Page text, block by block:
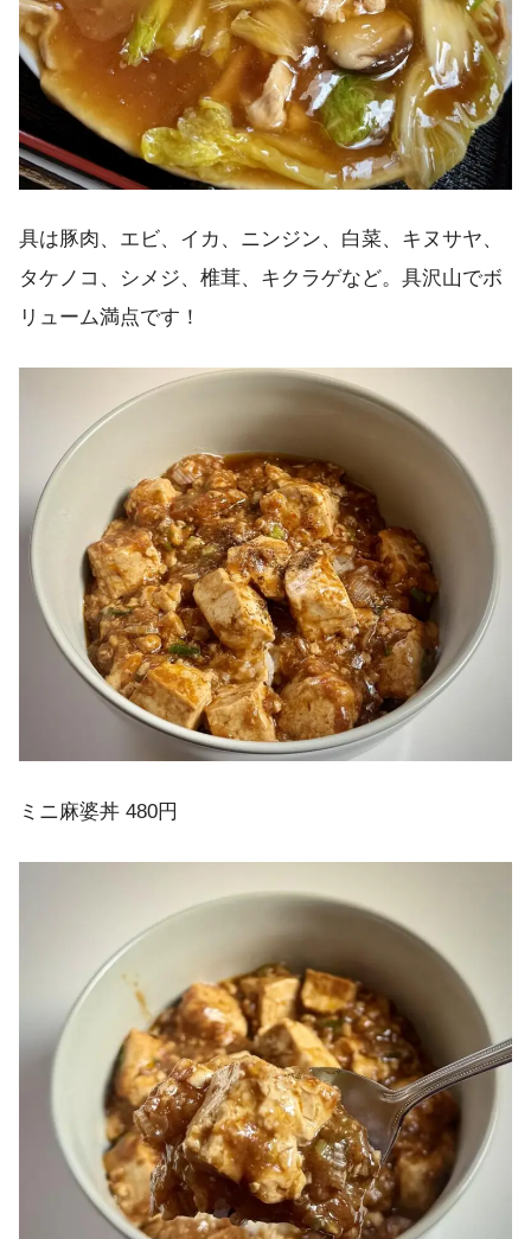
具は豚肉、エビ、イカ、ニンジン、白菜、キヌサヤ、
タケノコ、シメジ、椎茸、キクラゲなど。具沢山でボ
リューム満点です！
ミニ麻婆丼 480円